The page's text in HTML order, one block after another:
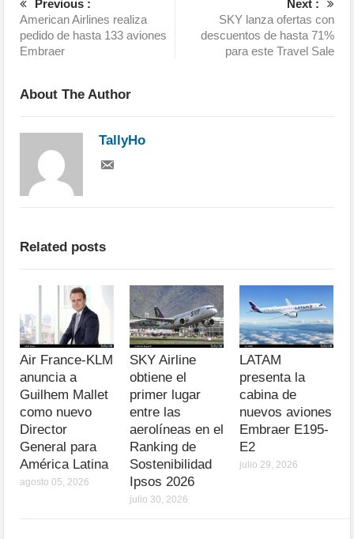
Previous :
American Airlines realiza
pedido de hasta 133 aviones
Embraer
Next :
SKY lanza ofertas con
descuentos de hasta 71%
para este Travel Sale
About The Author
TallyHo
Related posts
Air France-KLM
anuncia a
Guilhem Mallet
como nuevo
Director
General para
América Latina
agosto 05, 2026
SKY Airline
obtiene el
primer lugar
entre las
aerolíneas en el
Ranking de
Sostenibilidad
Ipsos 2026
julio 30, 2026
LATAM
presenta la
cabina de
nuevos aviones
Embraer E195-
E2
julio 29, 2026